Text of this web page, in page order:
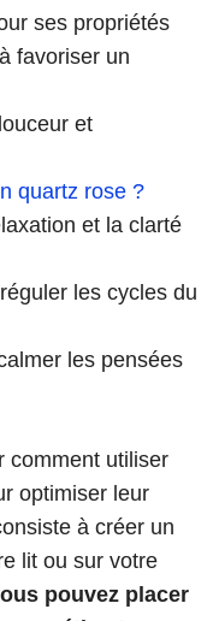
ses propriétés
favoriser un
et
quartz rose ?
et la clarté
les cycles du
les pensées
comment utiliser
optimiser leur
à créer un
lit ou sur votre
pouvez placer